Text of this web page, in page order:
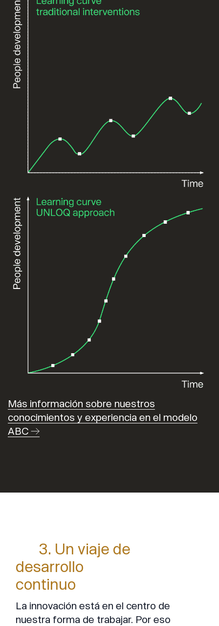
Más información sobre nuestros
conocimientos y experiencia en el modelo
ABC
3. Un viaje de
desarrollo
continuo
La innovación está en el centro de
nuestra forma de trabajar. Por eso